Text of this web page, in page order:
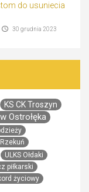
do usuniecia
30 grudnia 2023
KS CK Troszyn
Ostrołęka
ULKS Ołdaki
piłkarski
życiowy